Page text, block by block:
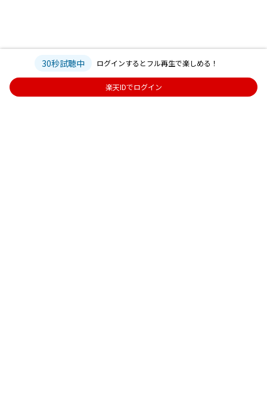
30秒試聴中 ログインするとフル再生で楽しめる！
楽天IDでログイン